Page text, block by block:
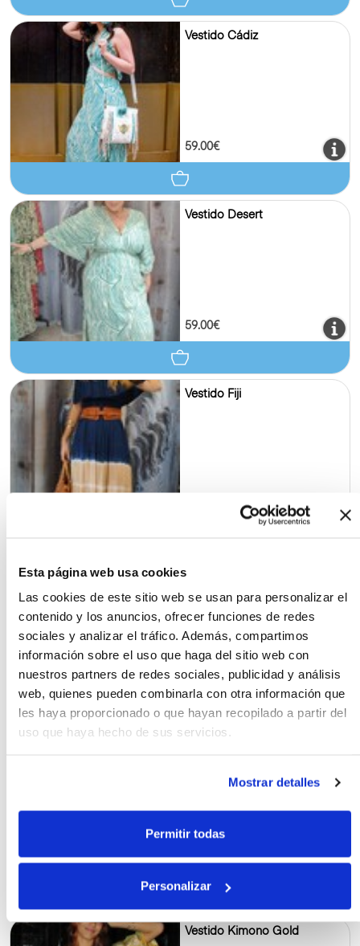
Esta página web usa cookies
Las cookies de este sitio web se usan para personalizar el
contenido y los anuncios, ofrecer funciones de redes
sociales y analizar el tráfico. Además, compartimos
información sobre el uso que haga del sitio web con
nuestros partners de redes sociales, publicidad y análisis
web, quienes pueden combinarla con otra información que
les haya proporcionado o que hayan recopilado a partir del
uso que haya hecho de sus servicios.
Mostrar detalles
Permitir todas
Personalizar
Vestido Cádiz
59.00€
Vestido Desert
59.00€
Vestido Fiji
Vestido Ischia
49.00€
Vestido Kimono Gold